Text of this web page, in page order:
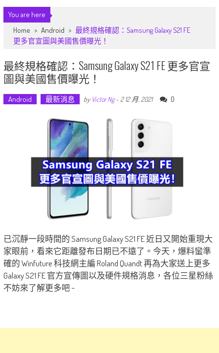
You are here
Home > Android > 最終規格確認：Samsung Galaxy S21 FE
更多官宣圖與美國售價曝光！
最終規格確認：Samsung Galaxy S21 FE 更多官宣
圖與美國售價曝光！
Android 最新消息 by Victor Ng- 2 12 月, 2021 0
已沉靜一段時間的 Samsung Galaxy S21 FE 近日又開始重現大
家眼前，看來它距離發布日期已不遠了。今天，爆料蠻準
確的 Winfuture 科技網主編 Roland Quandt 再為大家送上更多
Galaxy S21 FE 官方宣傳圖以及硬件規格消息，各位三星粉絲
不妨來了解更多吧 ~